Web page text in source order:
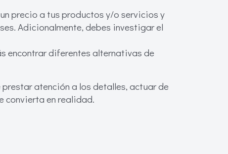
precio a tus productos y/o servicios y
Adicionalmente, debes investigar el
encontrar diferentes alternativas de
atención a los detalles, actuar de
convierta en realidad.